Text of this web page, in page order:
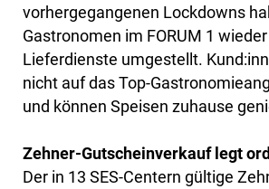
vorhergegangenen Lockdowns
Gastronomen im FORUM 1
Lieferdienste umgestellt.
nicht auf das Top-
und können Speisen zuhause
Zehner-Gutscheinverkauf legt
Der in 13 SES-Centern gültige